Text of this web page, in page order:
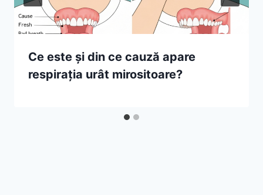
Ce este și din ce cauză apare
respirația urât mirositoare?